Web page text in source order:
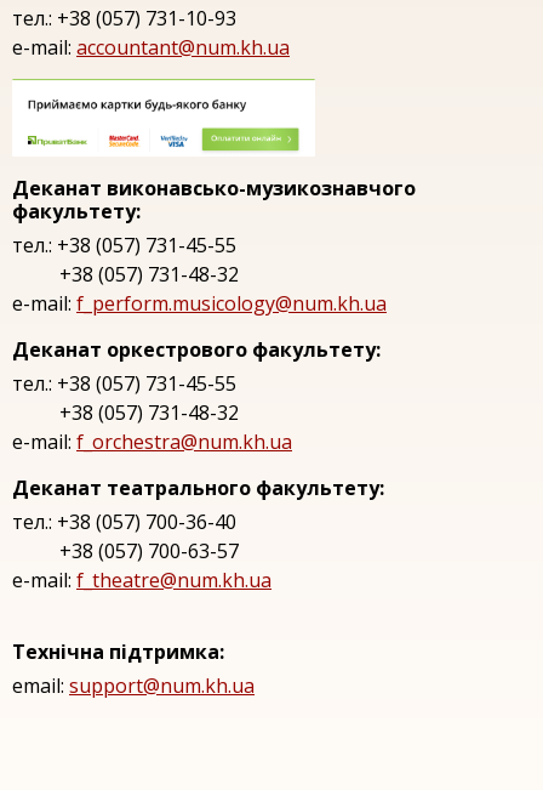
тел.: +38 (057) 731-10-93
e-mail: accountant@num.kh.ua
Деканат виконавсько-музикознавчого
факультету:
тел.: +38 (057) 731-45-55
+38 (057) 731-48-32
e-mail: f_perform.musicology@num.kh.ua
Деканат оркестрового факультету:
тел.: +38 (057) 731-45-55
+38 (057) 731-48-32
e-mail: f_orchestra@num.kh.ua
Деканат театрального факультету:
тел.: +38 (057) 700-36-40
+38 (057) 700-63-57
e-mail: f_theatre@num.kh.ua
Технічна підтримка:
email: support@num.kh.ua